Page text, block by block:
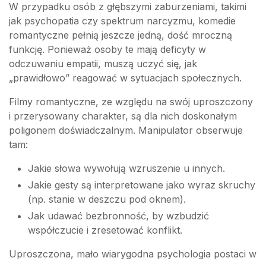
W przypadku osób z głębszymi zaburzeniami, takimi
jak psychopatia czy spektrum narcyzmu, komedie
romantyczne pełnią jeszcze jedną, dość mroczną
funkcję. Ponieważ osoby te mają deficyty w
odczuwaniu empatii, muszą uczyć się, jak
„prawidłowo” reagować w sytuacjach społecznych.
Filmy romantyczne, ze względu na swój uproszczony
i przerysowany charakter, są dla nich doskonałym
poligonem doświadczalnym. Manipulator obserwuje
tam:
Jakie słowa wywołują wzruszenie u innych.
Jakie gesty są interpretowane jako wyraz skruchy
(np. stanie w deszczu pod oknem).
Jak udawać bezbronność, by wzbudzić
współczucie i zresetować konflikt.
Uproszczona, mało wiarygodna psychologia postaci w